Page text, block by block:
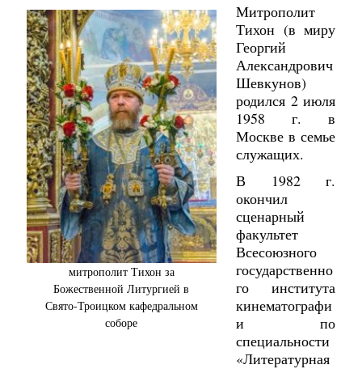
митрополит Тихон за
Божественной Литургией в
Свято-Троицком кафедральном
соборе
Митрополит
Тихон (в миру
Георгий
Александрович
Шевкунов)
родился 2 июля
1958 г. в
Москве в семье
служащих.
В 1982 г.
окончил
сценарный
факультет
Всесоюзного
государственно
го института
кинематографи
и по
специальности
«Литературная